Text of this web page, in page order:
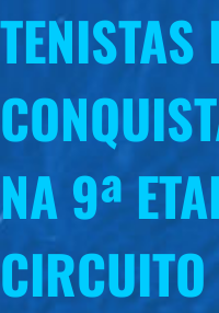
TENISTAS
NA 9ª